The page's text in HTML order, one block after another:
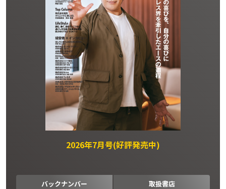
2026年7月号(好評発売中)
バックナンバー 取扱書店